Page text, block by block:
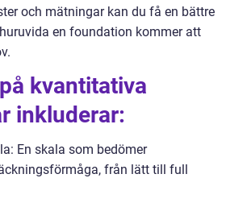
och mätningar kan du få en bättre
en foundation kommer att
kvantitativa
inkluderar:
En skala som bedömer
från lätt till full